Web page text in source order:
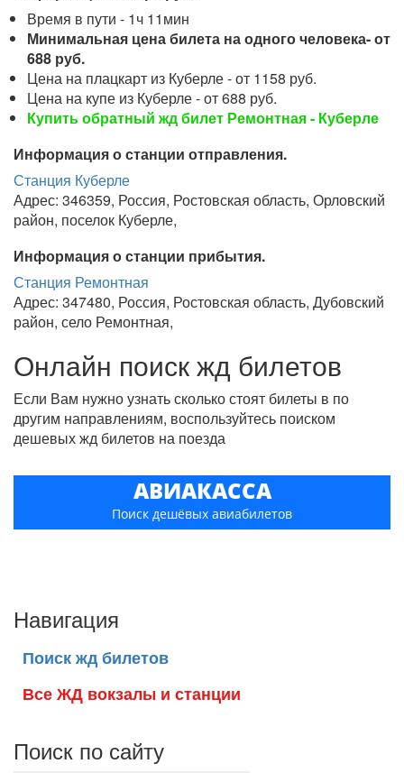
Время в пути - 1ч 11мин
Минимальная цена билета на одного человека- от
688 руб.
Цена на плацкарт из Куберле - от 1158 руб.
Цена на купе из Куберле - от 688 руб.
Купить обратный жд билет Ремонтная - Куберле
Информация о станции отправления.
Станция Куберле
Адрес: 346359, Россия, Ростовская область, Орловский
район, поселок Куберле,
Информация о станции прибытия.
Станция Ремонтная
Адрес: 347480, Россия, Ростовская область, Дубовский
район, село Ремонтная,
Онлайн поиск жд билетов
Если Вам нужно узнать сколько стоят билеты в по
другим направлениям, воспользуйтесь поиском
дешевых жд билетов на поезда
АВИАКАССА
Поиск дешёвых авиабилетов
Навигация
Поиск жд билетов
Все ЖД вокзалы и станции
Поиск по сайту